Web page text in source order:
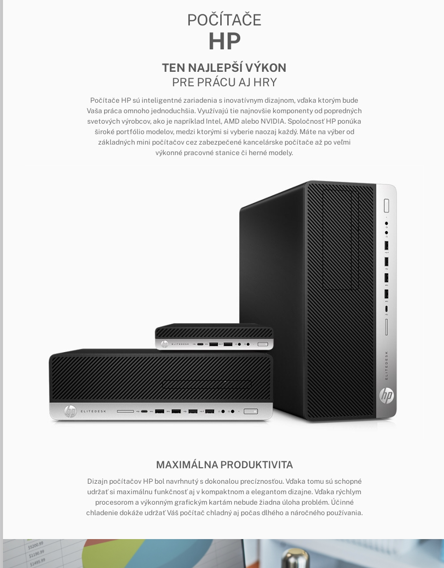
POČÍTAČE
HP
TEN NAJLEPŠÍ VÝKON
PRE PRÁCU AJ HRY
Počítače HP sú inteligentné zariadenia s inovatívnym dizajnom, vďaka ktorým bude
Vaša práca omnoho jednoduchšia. Využívajú tie najnovšie komponenty od popredných
svetových výrobcov, ako je napríklad Intel, AMD alebo NVIDIA. Spoločnosť HP ponúka
široké portfólio modelov, medzi ktorými si vyberie naozaj každý. Máte na výber od
základných mini počítačov cez zabezpečené kancelárske počítače až po veľmi
výkonné pracovné stanice či herné modely.
MAXIMÁLNA PRODUKTIVITA
Dizajn počítačov HP bol navrhnutý s dokonalou precíznosťou. Vďaka tomu sú schopné
udržať si maximálnu funkčnosť aj v kompaktnom a elegantom dizajne. Vďaka rýchlym
procesorom a výkonným grafickým kartám nebude žiadna úloha problém. Účinné
chladenie dokáže udržať Váš počítač chladný aj počas dlhého a náročného používania.